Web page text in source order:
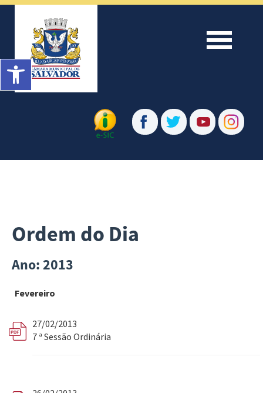
Menu
Ordem do Dia
Ano: 2013
Fevereiro
27/02/2013
7 ª Sessão Ordinária
Barra de Ferramentas Aberta